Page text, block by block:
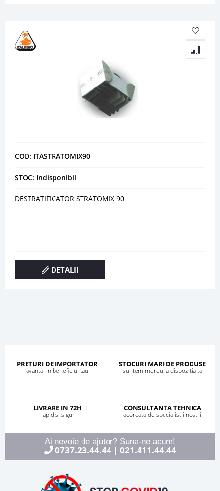
COD: ITASTRATOMIX90
STOC: Indisponibil
DESTRATIFICATOR STRATOMIX 90
DETALII
PRETURI DE IMPORTATOR
avantaj in beneficiul tau
STOCURI MARI DE PRODUSE
suntem mereu la dispozitia ta
LIVRARE IN 72H
rapid si sigur
CONSULTANTA TEHNICA
acordata de specialistii nostri
Ai nevoie de ajutor? Suna-ne acum!
0737.23.44.44| 021.411.44.44